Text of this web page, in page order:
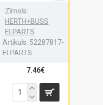
Zīmols:
HERTH+BUSS
ELPARTS
Artikuls: 52287817-
ELPARTS
7.46€